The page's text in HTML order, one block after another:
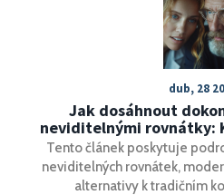
dub, 28
Jak dosáhnout
neviditelnými rovnátky:
Tento článek poskytuje
neviditelných rovnátek,
alternativy k tradičním